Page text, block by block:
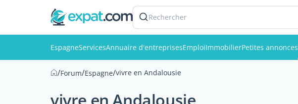
Rechercher
EspagneServicesAnnuaire d'entreprisesEmploiImmobilierPetites annonces
/Forum/Espagne/vivre en Andalousie